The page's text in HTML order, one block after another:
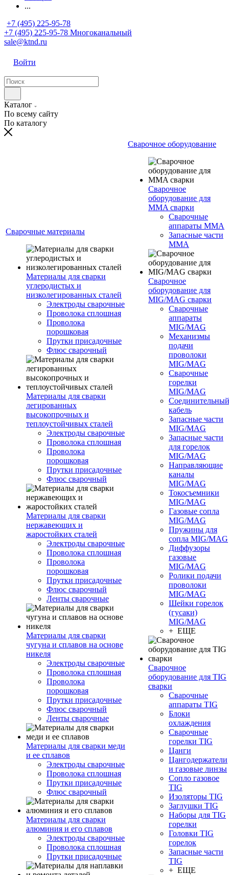
...
+7 (495) 225-95-78
+7 (495) 225-95-78 Многоканальный
sale@ktnd.ru
Войти
Каталог
По всему сайту
По каталогу
Сварочные материалы
Материалы для сварки
углеродистых и
низколегированных сталей
Электроды сварочные
Проволока сплошная
Проволока
порошковая
Прутки присадочные
Флюс сварочный
Материалы для сварки
легированных
высокопрочных и
теплоустойчивых сталей
Электроды сварочные
Проволока сплошная
Проволока
порошковая
Прутки присадочные
Флюс сварочный
Материалы для сварки
нержавеющих и
жаростойких сталей
Электроды сварочные
Проволока сплошная
Проволока
порошковая
Прутки присадочные
Флюс сварочный
Ленты сварочные
Материалы для сварки
чугуна и сплавов на основе
никеля
Электроды сварочные
Проволока сплошная
Проволока
порошковая
Прутки присадочные
Флюс сварочный
Ленты сварочные
Материалы для сварки меди
и ее сплавов
Электроды сварочные
Проволока сплошная
Прутки присадочные
Флюс сварочный
Материалы для сварки
алюминия и его сплавов
Электроды сварочные
Проволока сплошная
Прутки присадочные
Сварочное оборудование
Сварочное
оборудование для
MMA сварки
Сварочные
аппараты MMA
Запасные части
MMA
Сварочное
оборудование для
MIG/MAG сварки
Сварочные
аппараты
MIG/MAG
Механизмы
подачи
проволоки
MIG/MAG
Сварочные
горелки
MIG/MAG
Соединительный
кабель
Запасные части
MIG/MAG
Запасные части
для горелок
MIG/MAG
Направляющие
каналы
MIG/MAG
Токосъемники
MIG/MAG
Газовые сопла
MIG/MAG
Пружины для
сопла MIG/MAG
Диффузоры
газовые
MIG/MAG
Ролики подачи
проволоки
MIG/MAG
Шейки горелок
(гусаки)
MIG/MAG
+ ЕЩЕ
Сварочное
оборудование для TIG
сварки
Сварочные
аппараты TIG
Блоки
охлаждения
Сварочные
горелки TIG
Цанги
Цангодержатели
и газовые линзы
Сопло газовое
TIG
Изоляторы TIG
Заглушки TIG
Наборы для TIG
горелки
Головки TIG
горелок
Запасные части
TIG
+ ЕЩЕ